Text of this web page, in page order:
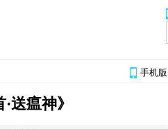
手机版
送瘟神》